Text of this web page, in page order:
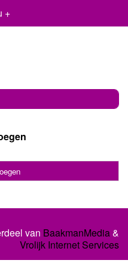
+
van BaakmanMedia&
Vrolijk Internet Services